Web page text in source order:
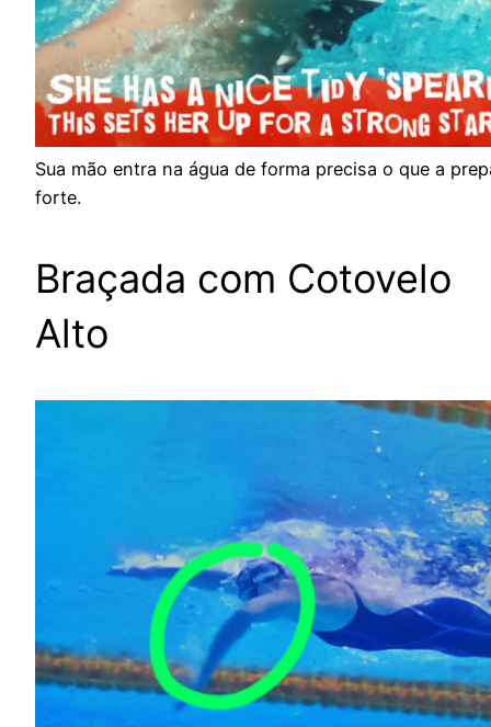
Sua mão entra na água de forma precisa o que a
forte.
Braçada com Cotovelo
Alto